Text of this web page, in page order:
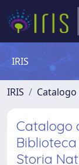
IRIS
IRIS Catalogo
Catalogo
Storia